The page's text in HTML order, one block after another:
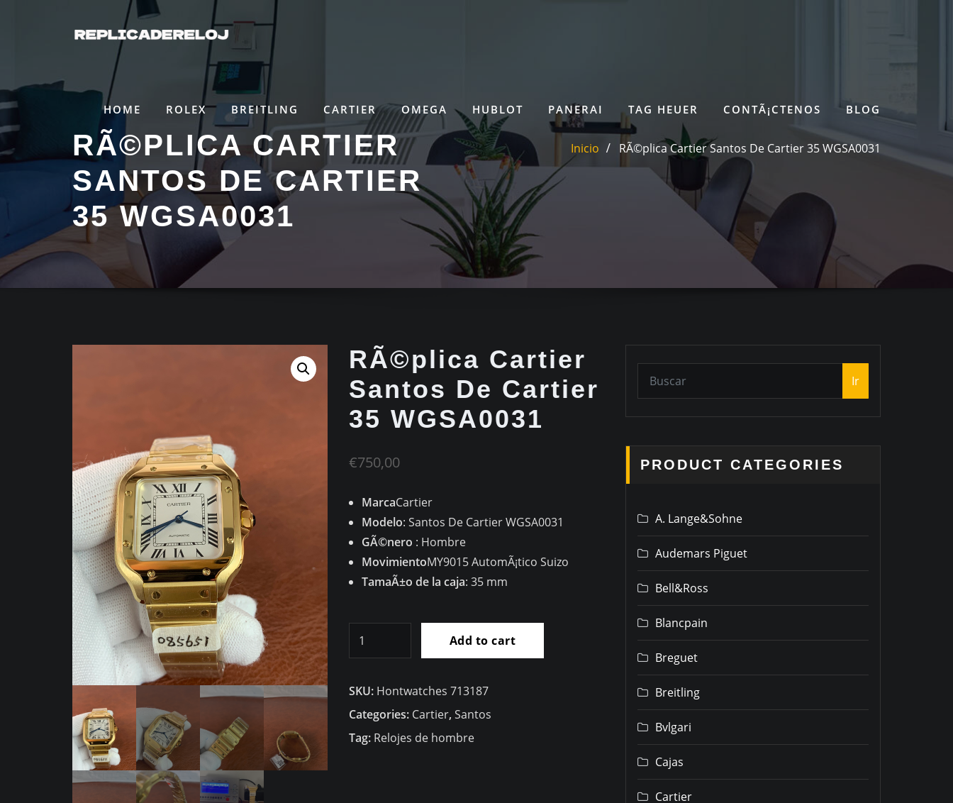
HOME ROLEX BREITLING CARTIER OMEGA HUBLOT PANERAI TAG HEUER CONTÃ¡CTENOS BLOG
RÃ©PLICA CARTIER
SANTOS DE CARTIER
35 WGSA0031
Inicio RÃ©plica Cartier Santos De Cartier 35 WGSA0031
RÃ©plica Cartier
Santos De Cartier
35 WGSA0031
€750,00
MarcaCartier
Modelo: Santos De Cartier WGSA0031
GÃ©nero : Hombre
MovimientoMY9015 AutomÃ¡tico Suizo
TamaÃ±o de la caja: 35 mm
De
Cartier
35
Add to cart
SKU: Hontwatches 713187
Categories: Cartier, Santos
Tag: Relojes de hombre
Ir
PRODUCT CATEGORIES
A. Lange&Sohne
Audemars Piguet
Bell&Ross
Blancpain
Breguet
Breitling
Bvlgari
Cajas
Cartier